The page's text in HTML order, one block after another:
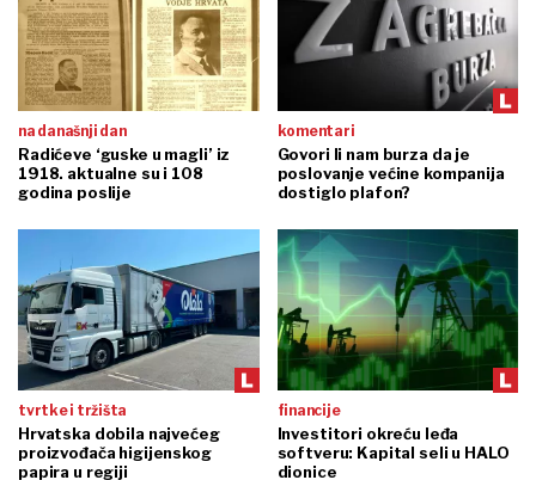
na današnji dan
Radićeve ‘guske u magli’ iz
1918. aktualne su i 108
godina poslije
komentari
Govori li nam burza da je
poslovanje većine kompanija
dostiglo plafon?
tvrtke i tržišta
Hrvatska dobila najvećeg
proizvođača higijenskog
papira u regiji
financije
Investitori okreću leđa
softveru: Kapital seli u HALO
dionice